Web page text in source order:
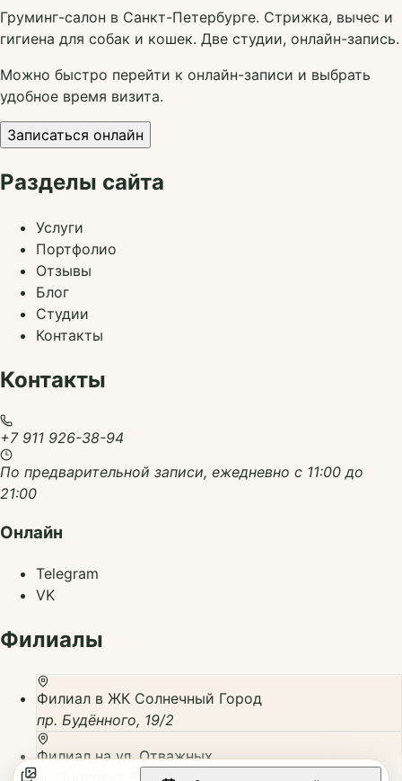
Груминг-салон в Санкт-Петербурге. Стрижка, вычес и
гигиена для собак и кошек. Две студии, онлайн-запись.
Можно быстро перейти к онлайн-записи и выбрать
удобное время визита.
Записаться онлайн
Разделы сайта
Услуги
Портфолио
Отзывы
Блог
Студии
Контакты
Контакты
+7 911 926-38-94
По предварительной записи, ежедневно с 11:00 до
21:00
Онлайн
Telegram
VK
Филиалы
Филиал в ЖК Солнечный Город
пр. Будённого, 19/2
Филиал на ул. Отважных
м. Проспект Ветеранов, ул. Отважных, 4